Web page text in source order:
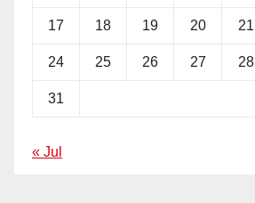
17 18 19 20 21
24 25 26 27 28
31
« Jul